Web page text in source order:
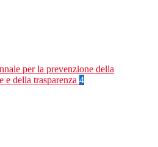
per la prevenzione della
e della trasparenza 4